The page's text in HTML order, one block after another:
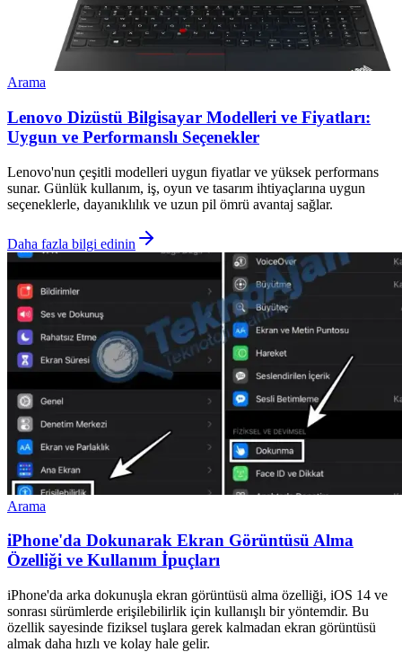
Arama
Lenovo Dizüstü Bilgisayar Modelleri ve Fiyatları:
Uygun ve Performanslı Seçenekler
Lenovo'nun çeşitli modelleri uygun fiyatlar ve yüksek performans
sunar. Günlük kullanım, iş, oyun ve tasarım ihtiyaçlarına uygun
seçeneklerle, dayanıklılık ve uzun pil ömrü avantaj sağlar.
Daha fazla bilgi edinin
Arama
iPhone'da Dokunarak Ekran Görüntüsü Alma
Özelliği ve Kullanım İpuçları
iPhone'da arka dokunuşla ekran görüntüsü alma özelliği, iOS 14 ve
sonrası sürümlerde erişilebilirlik için kullanışlı bir yöntemdir. Bu
özellik sayesinde fiziksel tuşlara gerek kalmadan ekran görüntüsü
almak daha hızlı ve kolay hale gelir.